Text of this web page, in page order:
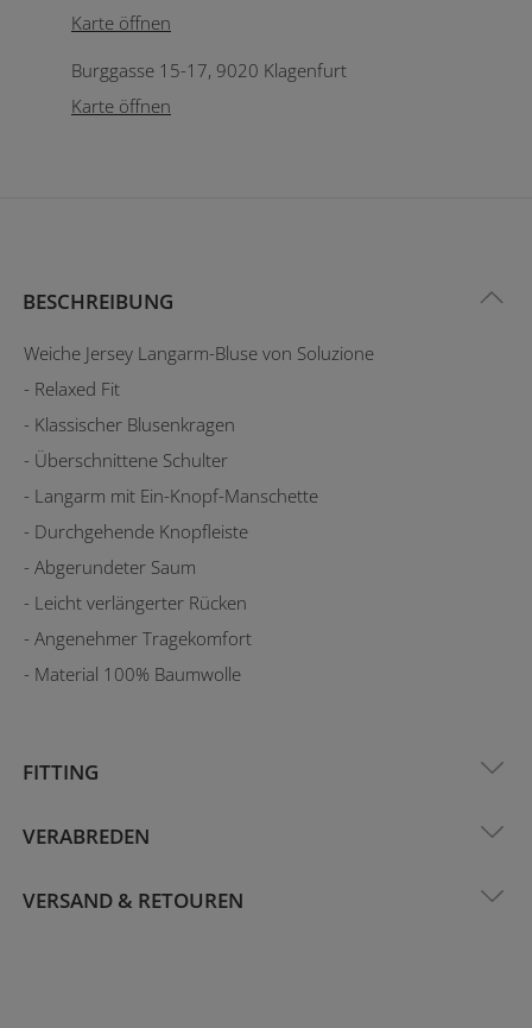
Karte öffnen
Burggasse 15-17, 9020 Klagenfurt
Karte öffnen
BESCHREIBUNG
Weiche Jersey Langarm-Bluse von Soluzione
- Relaxed Fit
- Klassischer Blusenkragen
- Überschnittene Schulter
- Langarm mit Ein-Knopf-Manschette
- Durchgehende Knopfleiste
- Abgerundeter Saum
- Leicht verlängerter Rücken
- Angenehmer Tragekomfort
- Material 100% Baumwolle
FITTING
VERABREDEN
VERSAND & RETOUREN